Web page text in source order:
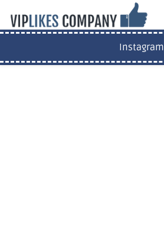
Instagram